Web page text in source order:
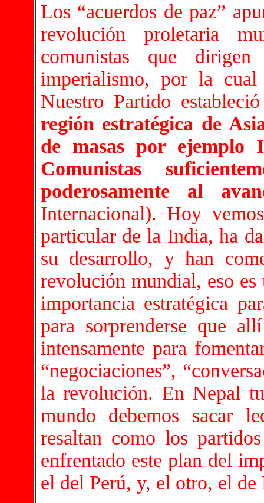
Los “acuerdos de paz”
revolución proletaria
comunistas que
imperialismo, por la cual
Nuestro Partido
región estratégica de
de masas por ejemplo
Comunistas
poderosamente al
Internacional). Hoy
particular de la India, ha
su desarrollo, y han
revolución mundial, eso es
importancia estratégica
para sorprenderse que
intensamente para
“negociaciones”,
la revolución. En Nepal
mundo debemos sacar
resaltan como los
enfrentado este plan del
el del Perú, y, el otro, el de